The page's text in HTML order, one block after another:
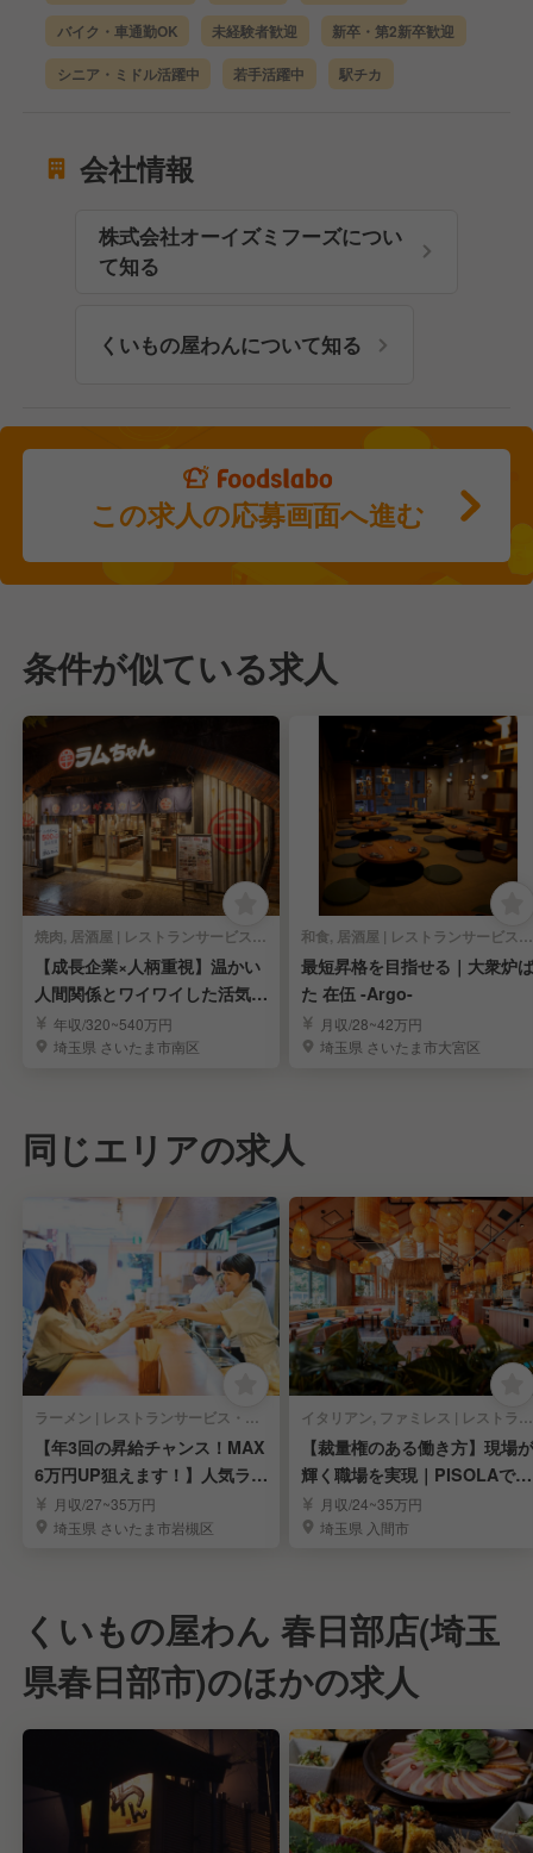
バイク・車通勤OK 未経験者歓迎 新卒・第2新卒歓迎
シニア・ミドル活躍中 若手活躍中 駅チカ
会社情報
株式会社オーイズミフーズについ
て知る
くいもの屋わんについて知る
この求人の応募画面へ進む
条件が似ている求人
焼肉, 居酒屋 | レストランサービス・ホールスタッフ
【成長企業×人柄重視】温かい
人間関係とワイワイした活気が
自慢の職場！
年収/320~540万円
埼玉県 さいたま市南区
和食, 居酒屋 | レストランサービス・ホールスタッフ
最短昇格を目指せる｜大衆炉ば
た 在伍 -Argo-
月収/28~42万円
埼玉県 さいたま市大宮区
同じエリアの求人
ラーメン | レストランサービス・ホールスタッフ
【年3回の昇給チャンス！MAX
6万円UP狙えます！】人気ラー
メンの社員募集
月収/27~35万円
埼玉県 さいたま市岩槻区
イタリアン, ファミレス | レストランサービス・ホールスタッフ
【裁量権のある働き方】現場が
輝く職場を実現｜PISOLAで店
長候補募集
月収/24~35万円
埼玉県 入間市
くいもの屋わん 春日部店(埼玉
県春日部市)のほかの求人